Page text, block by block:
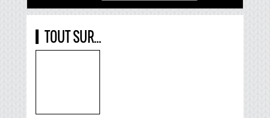
TOUT SUR...